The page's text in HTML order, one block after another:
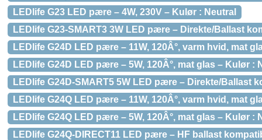
LEDlife G23 LED pære – 4W, 230V – Kulør : Neutral
LEDlife G23-SMART3 3W LED pære – Direkte/Ballast
LEDlife G24D LED pære – 11W, 120Â°, varm hvid, mat
LEDlife G24D LED pære – 5W, 120Â°, mat glas – Kulør :
LEDlife G24D-SMART5 5W LED pære – Direkte/Ballast
LEDlife G24Q LED pære – 11W, 120Â°, varm hvid, mat
LEDlife G24Q LED pære – 5W, 120Â°, mat glas – Kulør :
LEDlife G24Q-DIRECT11 LED pære – HF ballast